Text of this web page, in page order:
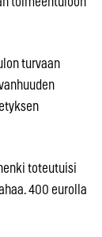
turvaan
toteutuisi
400 eurolla